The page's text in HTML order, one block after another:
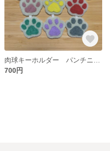
700円